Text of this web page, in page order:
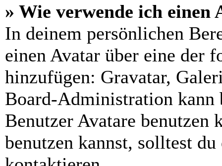
» Wie verwende ich einen
In deinem persönlichen
einen Avatar über eine der
hinzufügen: Gravatar,
Board-Administration kann
Benutzer Avatare benutzen
benutzen kannst, solltest